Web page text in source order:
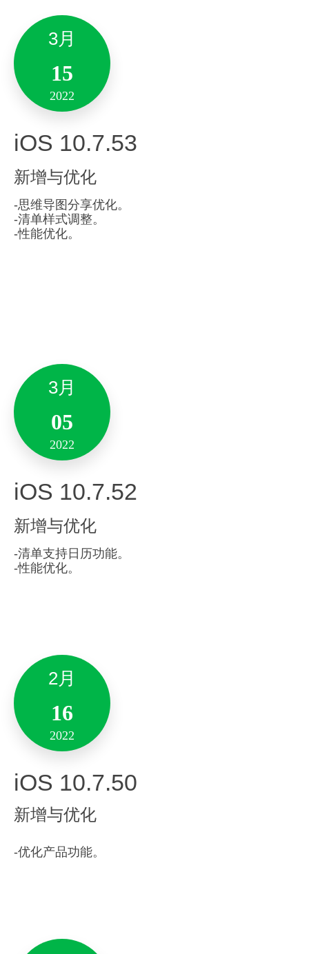
体验及性能优化：
-解决了部分已知问题并增强了产品稳定性。
备注:此版本仅支持10.14及其以上系统版本。
1月
28
2022
-针对M1芯片全面优化，提升产品性能。
-优化了启动性能并增强了产品稳定性。
备注:此版本仅支持10.14及其以上系统版本。
1月
14
2022
新增与优化
全新支持「印象智能笔」：
– 新增印象智能笔功能，支持实时书写、离线同步
和保存笔记功能。
性能优化：
-优化了启动性能并增强了产品稳定性。
备注:此版本仅支持10.14及其以上系统版本。
31
1月
20
2022
Version 7.0.2
客户端「全新界面」全新
界面全新升级，新的外观，新的体验。
增加置顶笔记功能，方便定位重要笔记。
快速创建支持排序功能。
卡片类型包含置顶笔记、笔记本、清单任务等，
其中一定有一款是你需要的。
全新「轻记」功能
轻记功能重磅上线。全新快捷的记录方式，无需
间。
Version 6.22.62
新增与优化
「笔记」功能升级：
新增支持插入腾讯会议模块，快捷预定会议，边
11月
3月
15
2022
iOS 10.7.53
新增与优化
-思维导图分享优化。
-清单样式调整。
-性能优化。
3月
05
2022
iOS 10.7.52
新增与优化
-清单支持日历功能。
-性能优化。
2月
16
2022
iOS 10.7.50
新增与优化
-优化产品功能。
4月
2022
新增与优化
4月
08
2022
Android 10.7.67
– 修复了一些问题
4月
01